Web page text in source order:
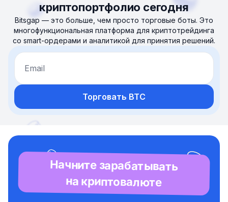
криптопортфолио сегодня
Bitsgap — это больше, чем просто торговые боты. Это
многофункциональная платформа для криптотрейдинга
со smart-ордерами и аналитикой для принятия решений.
Email
Торговать BTC
Начните зарабатывать
на криптовалюте